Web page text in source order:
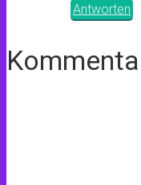
Antworten